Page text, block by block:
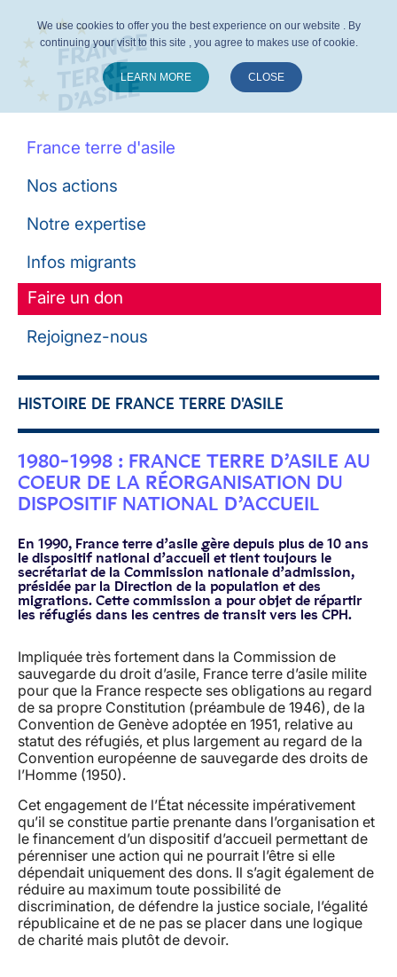
France terre d'asile
Nos actions
Notre expertise
Infos migrants
Faire un don
Rejoignez-nous
HISTOIRE DE FRANCE TERRE D'ASILE
1980-1998 : FRANCE TERRE D’ASILE AU
COEUR DE LA RÉORGANISATION DU
DISPOSITIF NATIONAL D’ACCUEIL
En 1990, France terre d’asile gère depuis plus de 10 ans
le dispositif national d’accueil et tient toujours le
secrétariat de la Commission nationale d’admission,
présidée par la Direction de la population et des
migrations. Cette commission a pour objet de répartir
les réfugiés dans les centres de transit vers les CPH.
Impliquée très fortement dans la Commission de
sauvegarde du droit d’asile, France terre d’asile milite
pour que la France respecte ses obligations au regard
de sa propre Constitution (préambule de 1946), de la
Convention de Genève adoptée en 1951, relative au
statut des réfugiés, et plus largement au regard de la
Convention européenne de sauvegarde des droits de
l’Homme (1950).
Cet engagement de l’État nécessite impérativement
qu’il se constitue partie prenante dans l’organisation et
le financement d’un dispositif d’accueil permettant de
pérenniser une action qui ne pourrait l’être si elle
dépendait uniquement des dons. Il s’agit également de
réduire au maximum toute possibilité de
discrimination, de défendre la justice sociale, l’égalité
républicaine et de ne pas se placer dans une logique
de charité mais plutôt de devoir.
We use cookies to offer you the best experience on our website . By
continuing your visit to this site , you agree to makes use of cookie.
LEARN MORE CLOSE